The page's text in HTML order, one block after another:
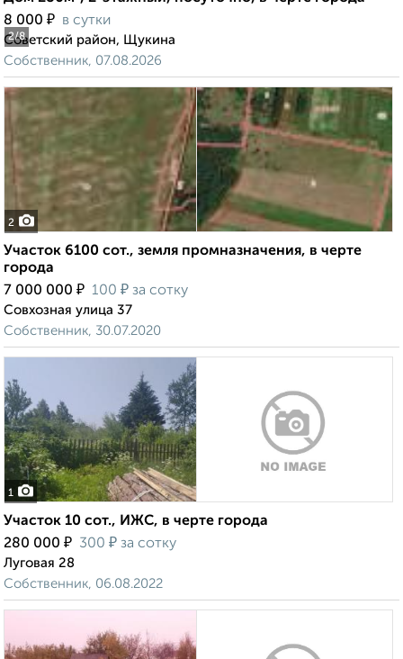
2/8
8 000 ₽ в сутки
Советский район, Щукина
Собственник, 07.08.2026
2
Участок 6100 сот., земля промназначения, в черте
города
7 000 000 ₽ 100 ₽ за сотку
Совхозная улица 37
Собственник, 30.07.2020
1
Участок 10 сот., ИЖС, в черте города
280 000 ₽ 300 ₽ за сотку
Луговая 28
Собственник, 06.08.2022